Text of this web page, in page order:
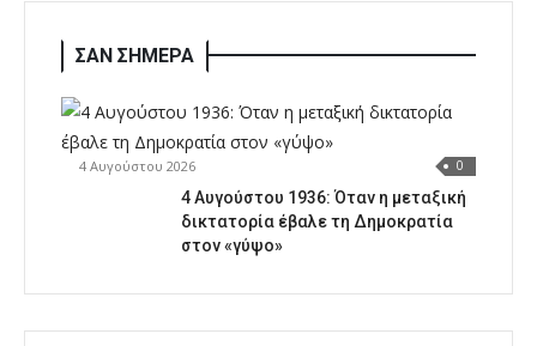
ΣΑΝ ΣΗΜΕΡΑ
4 Αυγούστου 2026 0
4 Αυγούστου 1936: Όταν η μεταξική
δικτατορία έβαλε τη Δημοκρατία
στον «γύψο»